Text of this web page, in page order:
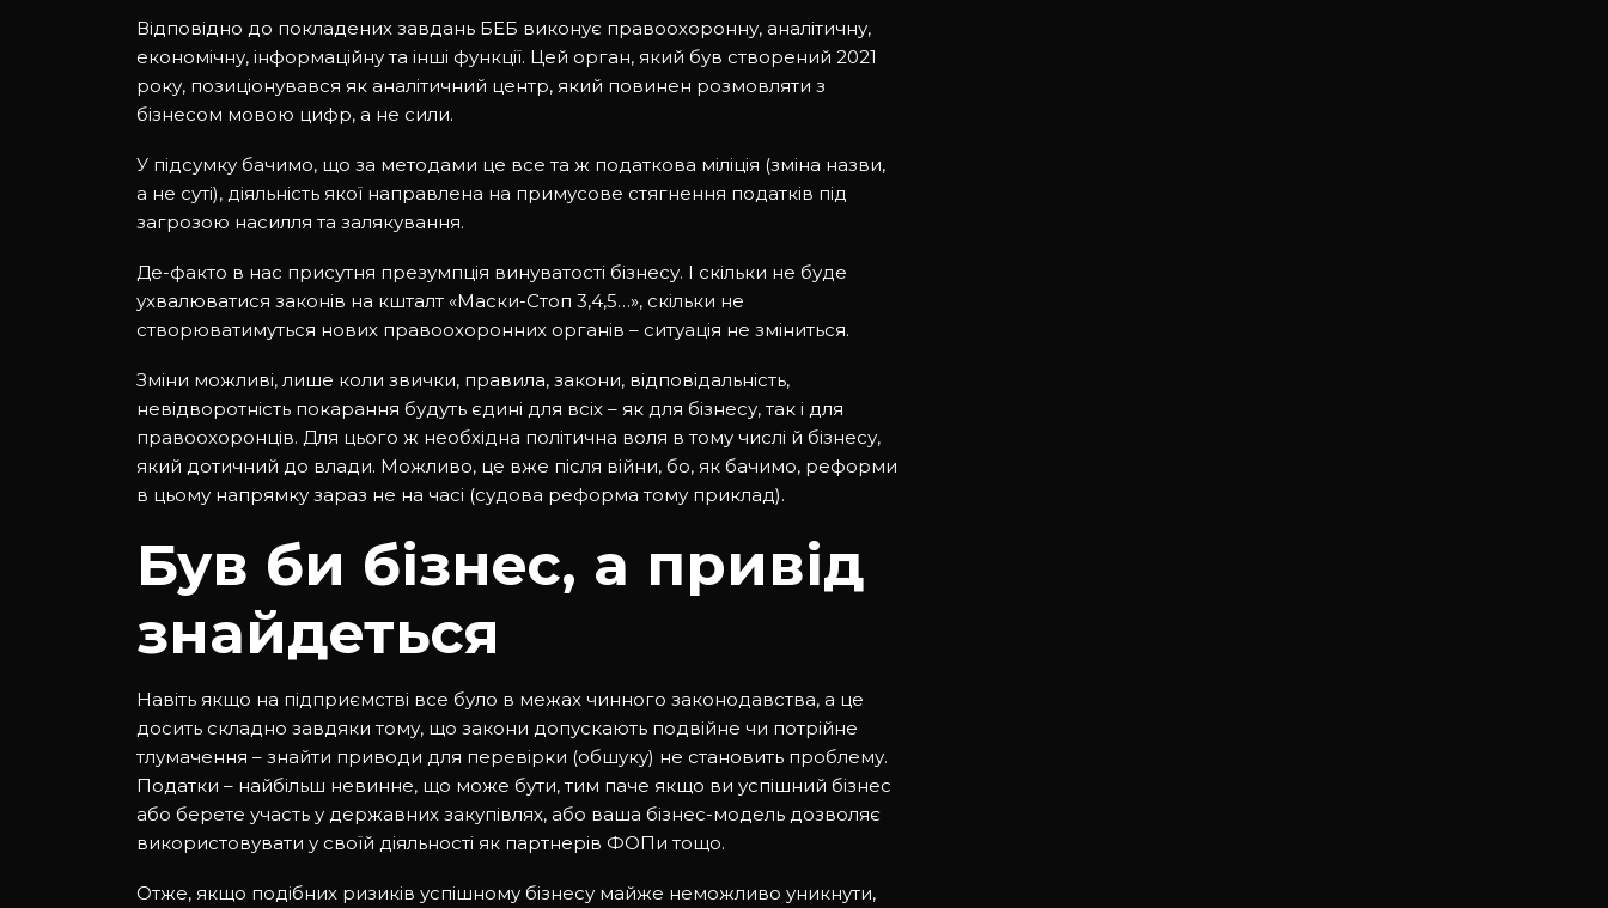
Відповідно до покладених завдань БЕБ виконує правоохоронну, аналітичну,
економічну, інформаційну та інші функції. Цей орган, який був створений 2021
року, позиціонувався як аналітичний центр, який повинен розмовляти з
бізнесом мовою цифр, а не сили.
У підсумку бачимо, що за методами це все та ж податкова міліція (зміна назви,
а не суті), діяльність якої направлена на примусове стягнення податків під
загрозою насилля та залякування.
Де-факто в нас присутня презумпція винуватості бізнесу. І скільки не буде
ухвалюватися законів на кшталт «Маски-Стоп 3,4,5…», скільки не
створюватимуться нових правоохоронних органів – ситуація не зміниться.
Зміни можливі, лише коли звички, правила, закони, відповідальність,
невідворотність покарання будуть єдині для всіх – як для бізнесу, так і для
правоохоронців. Для цього ж необхідна політична воля в тому числі й бізнесу,
який дотичний до влади. Можливо, це вже після війни, бо, як бачимо, реформи
в цьому напрямку зараз не на часі (судова реформа тому приклад).
Був би бізнес, а привід
знайдеться
Навіть якщо на підприємстві все було в межах чинного законодавства, а це
досить складно завдяки тому, що закони допускають подвійне чи потрійне
тлумачення – знайти приводи для перевірки (обшуку) не становить проблему.
Податки – найбільш невинне, що може бути, тим паче якщо ви успішний бізнес
або берете участь у державних закупівлях, або ваша бізнес-модель дозволяє
використовувати у своїй діяльності як партнерів ФОПи тощо.
Отже, якщо подібних ризиків успішному бізнесу майже неможливо уникнути,